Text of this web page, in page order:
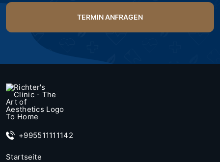
+995511111142
Startseite